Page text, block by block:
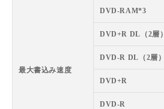
最大書込み速度
DVD-RAM*3
DVD+R DL（2層）
DVD-R DL（2層）
DVD+R
DVD-R